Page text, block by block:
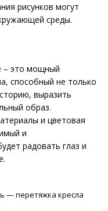
рисунков могут
среды.
– это мощный
способный не только
выразить
образ.
и цветовая
и
радовать глаз и
— перетяжка кресла